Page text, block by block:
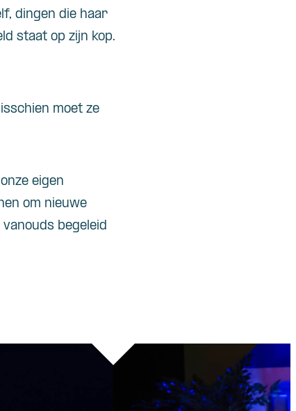
dingen die haar
staat op zijn kop.
moet ze
eigen
om nieuwe
begeleid